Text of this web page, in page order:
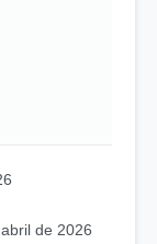
de 2026